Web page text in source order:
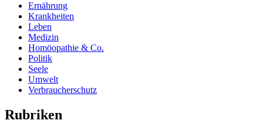
Ernährung
Krankheiten
Leben
Medizin
Homöopathie & Co.
Politik
Seele
Umwelt
Verbraucherschutz
Rubriken